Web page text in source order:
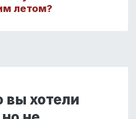
летом?
вы хотели